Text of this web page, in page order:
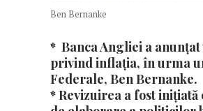
Ben Bernanke
* Banca Angliei a
privind inflația, în urma
Federale, Ben Bernanke.
* Revizuirea a fost